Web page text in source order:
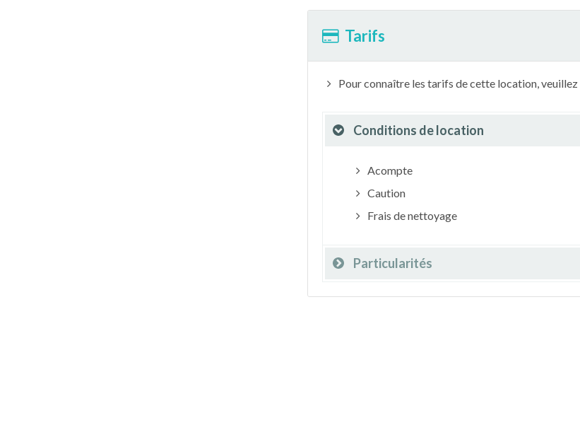
Tarifs
Pour connaître les tarifs de cette location, veuillez
Conditions de location
Acompte
Caution
Frais de nettoyage
Particularités